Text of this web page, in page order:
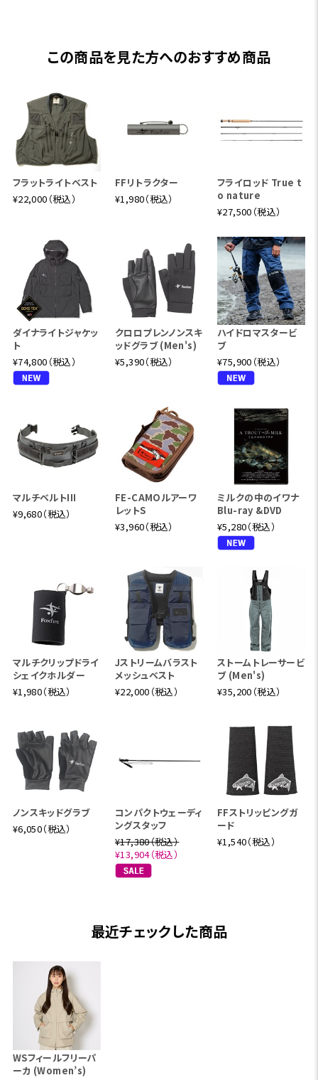
この商品を見た方へのおすすめ商品
フラットライトベスト
¥22,000（税込）
FFリトラクター
¥1,980（税込）
フライロッド True t
o nature
¥27,500（税込）
ダイナライトジャケッ
ト
¥74,800（税込）
クロロプレンノンスキ
ッドグラブ (Men's)
¥5,390（税込）
ハイドロマスタービ
ブ
¥75,900（税込）
マルチベルトIII
¥9,680（税込）
FE-CAMOルアーワ
レットS
¥3,960（税込）
ミルクの中のイワナ
Blu-ray &DVD
¥5,280（税込）
マルチクリップドライ
シェイクホルダー
¥1,980（税込）
Jストリームバラスト
メッシュベスト
¥22,000（税込）
ストームトレーサービ
ブ (Men's)
¥35,200（税込）
ノンスキッドグラブ
¥6,050（税込）
コンパクトウェーディ
ングスタッフ
¥17,380（税込）
¥13,904（税込）
FFストリッピングガ
ード
¥1,540（税込）
最近チェックした商品
WSフィールフリーパ
ーカ (Women’s)